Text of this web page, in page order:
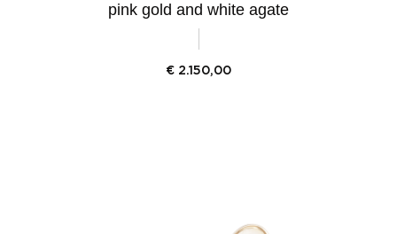
pink gold and white agate
€ 2.150,00